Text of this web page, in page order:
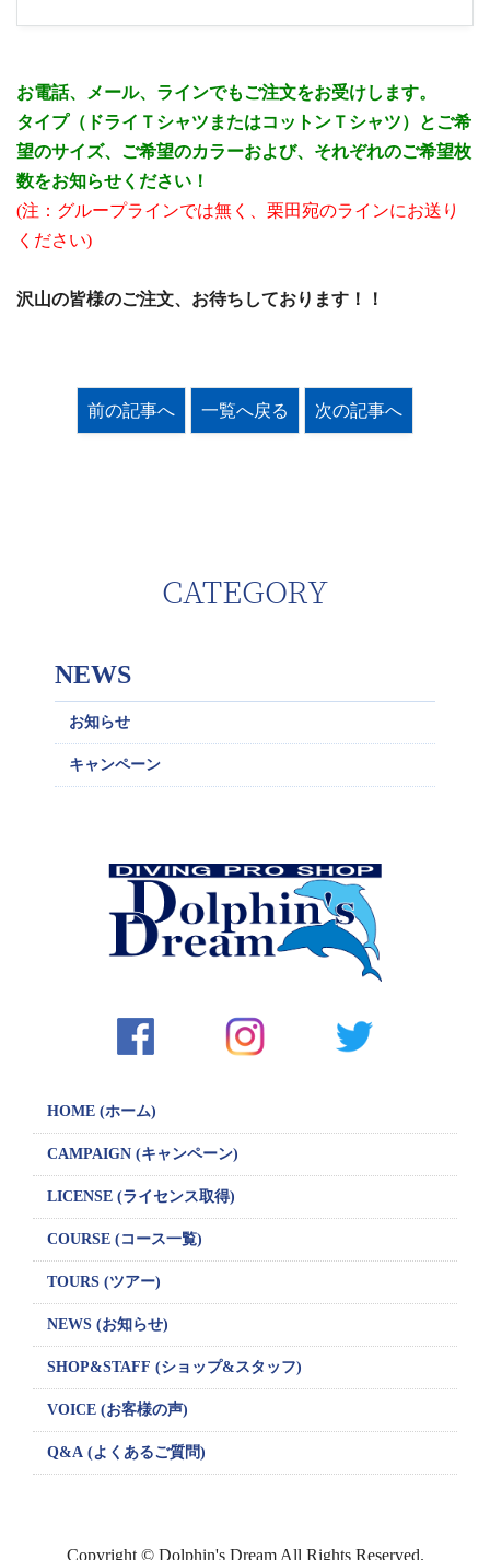
お電話、メール、ラインでもご注文をお受けします。
タイプ（ドライＴシャツまたはコットンＴシャツ）とご希
望のサイズ、ご希望のカラーおよび、それぞれのご希望枚
数をお知らせください！
(注：グループラインでは無く、栗田宛のラインにお送り
ください)
沢山の皆様のご注文、お待ちしております！！
前の記事へ 一覧へ戻る 次の記事へ
CATEGORY
NEWS
お知らせ
キャンペーン
HOME (ホーム)
CAMPAIGN (キャンペーン)
LICENSE (ライセンス取得)
COURSE (コース一覧)
TOURS (ツアー)
NEWS (お知らせ)
SHOP&STAFF (ショップ&スタッフ)
VOICE (お客様の声)
Q&A (よくあるご質問)
Copyright © Dolphin's Dream All Rights Reserved.